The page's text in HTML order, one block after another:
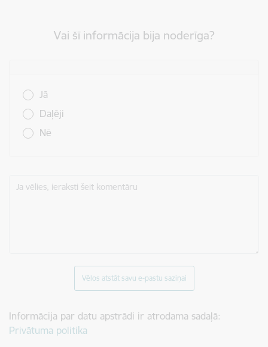
Vai šī informācija bija noderīga?
Jā
Daļēji
Nē
Ja vēlies, ieraksti šeit komentāru
Vēlos atstāt savu e-pastu saziņai
Informācija par datu apstrādi ir atrodama sadaļā:
Privātuma politika